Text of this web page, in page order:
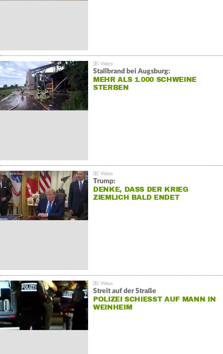
Stallbrand bei Augsburg:
MEHR ALS 1.000 SCHWEINE
STERBEN
Trump:
DENKE, DASS DER KRIEG
ZIEMLICH BALD ENDET
Streit auf der Straße
POLIZEI SCHIESST AUF MANN IN W
EINHEIM